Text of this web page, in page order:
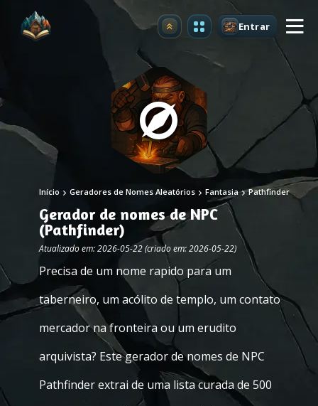
Atualizar Entrar
Início Geradores de Nomes Aleatórios Fantasia Pathfinder
Gerador de nomes de NPC
(Pathfinder)
Atualizado em: 2026-05-22 (criado em: 2026-05-22)
Precisa de um nome rapido para um
taberneiro, um acólito de templo, um contato
mercador na fronteira ou um erudito
arquivista? Este gerador de nomes de NPC
Pathfinder extrai de uma lista curada de 500